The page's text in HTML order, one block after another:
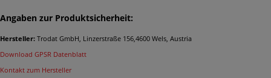
Angaben zur Produktsicherheit:
Hersteller: Trodat GmbH, Linzerstraße 156,4600 Wels, Austria
Download GPSR Datenblatt
Kontakt zum Hersteller